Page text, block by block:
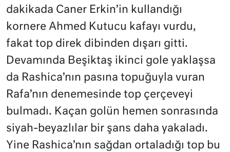
dakikada Caner Erkin’in kullandığı
kornere Ahmed Kutucu kafayı vurdu,
fakat top direk dibinden dışarı gitti.
Devamında Beşiktaş ikinci gole yaklaşsa
da Rashica’nın pasına topuğuyla vuran
Rafa’nın denemesinde top çerçeveyi
bulmadı. Kaçan golün hemen sonrasında
siyah-beyazlılar bir şans daha yakaladı.
Yine Rashica’nın sağdan ortaladığı top bu